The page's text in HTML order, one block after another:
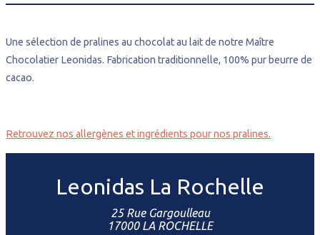
Une sélection de pralines au chocolat au lait de notre Maître
Chocolatier Leonidas. Fabrication traditionnelle, 100% pur beurre de
cacao.
Retrouvez nos allergènes et ingrédients pour nos pralines.
Leonidas La Rochelle
25 Rue Gargoulleau
17000 LA ROCHELLE